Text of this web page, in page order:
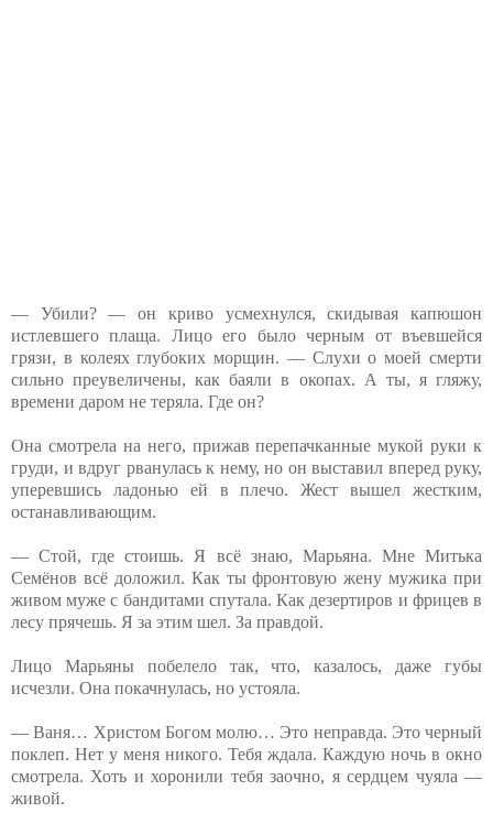
— Убили? — он криво усмехнулся, скидывая капюшон
истлевшего плаща. Лицо его было черным от въевшейся
грязи, в колеях глубоких морщин. — Слухи о моей смерти
сильно преувеличены, как баяли в окопах. А ты, я гляжу,
времени даром не теряла. Где он?
Она смотрела на него, прижав перепачканные мукой руки к
груди, и вдруг рванулась к нему, но он выставил вперед руку,
уперевшись ладонью ей в плечо. Жест вышел жестким,
останавливающим.
— Стой, где стоишь. Я всё знаю, Марьяна. Мне Митька
Семёнов всё доложил. Как ты фронтовую жену мужика при
живом муже с бандитами спутала. Как дезертиров и фрицев в
лесу прячешь. Я за этим шел. За правдой.
Лицо Марьяны побелело так, что, казалось, даже губы
исчезли. Она покачнулась, но устояла.
— Ваня… Христом Богом молю… Это неправда. Это черный
поклеп. Нет у меня никого. Тебя ждала. Каждую ночь в окно
смотрела. Хоть и хоронили тебя заочно, я сердцем чуяла —
живой.